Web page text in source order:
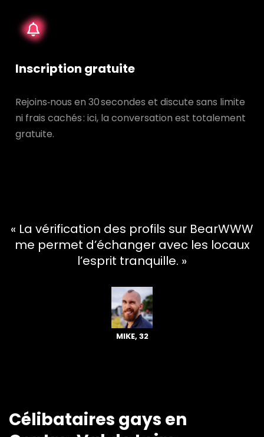
Inscription gratuite
Rejoins‑nous en 30 secondes et discute sans limite
ni frais cachés : ici, la conversation est totalement
gratuite.
« La vérification des profils sur BearWWW
me permet d’échanger avec les locaux
l’esprit tranquille. »
MIKE, 32
Célibataires gays en